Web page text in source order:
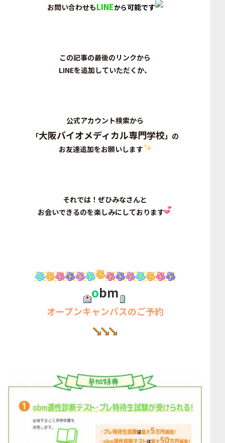
お問い合わせもLINEから可能です
この記事の最後のリンクから
LINEを追加していただくか、
公式アカウント検索から
「大阪バイオメディカル専門学校」の
お友達追加をお願いします
それでは！ぜひみなさんと
お会いできるのを楽しみにしております
obm
オープンキャンパスのご予約